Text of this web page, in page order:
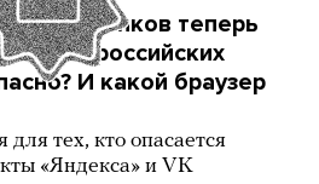
банков теперь
в российских
И какой браузер
тех, кто опасается
«Яндекса» и VK